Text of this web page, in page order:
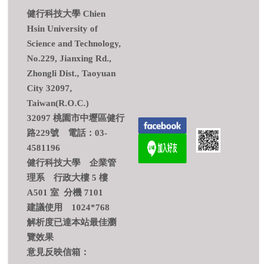
健行科技大學 Chien
Hsin University of
Science and Technology,
No.229, Jianxing Rd.,
Zhongli Dist., Taoyuan
City 32097,
Taiwan(R.O.C.)
32097 桃園市中壢區健行
路229號 電話：03-
4581196
健行科技大學 企業管
理系 行政大樓 5 樓
A501 室 分機 7101
建議使用 1024*768
解析度已達本站最佳瀏
覽效果
意見反映信箱：